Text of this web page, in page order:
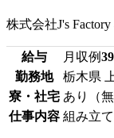
株式会社J's
給与 月収例
勤務地
栃木県
寮・社宅 あり（無
仕事内容 組み立